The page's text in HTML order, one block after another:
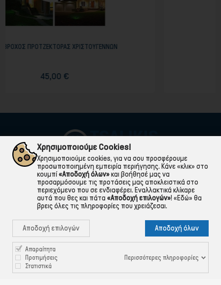
ΠΛΗΡΟΦΟΡΙΕΣ
ΧΡΉΣΙΜΑ 
ΕΞΥΠΗΡΈΤΗΣΗ ΠΕΛΑΤΏΝ
Χρησιμοποιούμε Cookies!
Χρησιμοποιούμε cookies, για να σου προσφέρουμε
προσωποποιημένη εμπειρία περιήγησης. Κάνε «κλικ» στο
κουμπί«Αποδοχή όλων»και βοήθησέ μας να
προσαρμόσουμε τις προτάσεις μας αποκλειστικά στο
περιεχόμενο που σε ενδιαφέρει. Εναλλακτικά κλίκαρε
αυτά που θες και πάτα «Αποδοχή επιλογών»! «Εδώ» θα
βρεις όλες τις πληροφορίες που χρειάζεσαι.
Αποδοχή επιλογών Αποδοχή όλων
Απαραίτητα
Προτιμήσεις
Στατιστικά
Περισσότερες πληροφορίες